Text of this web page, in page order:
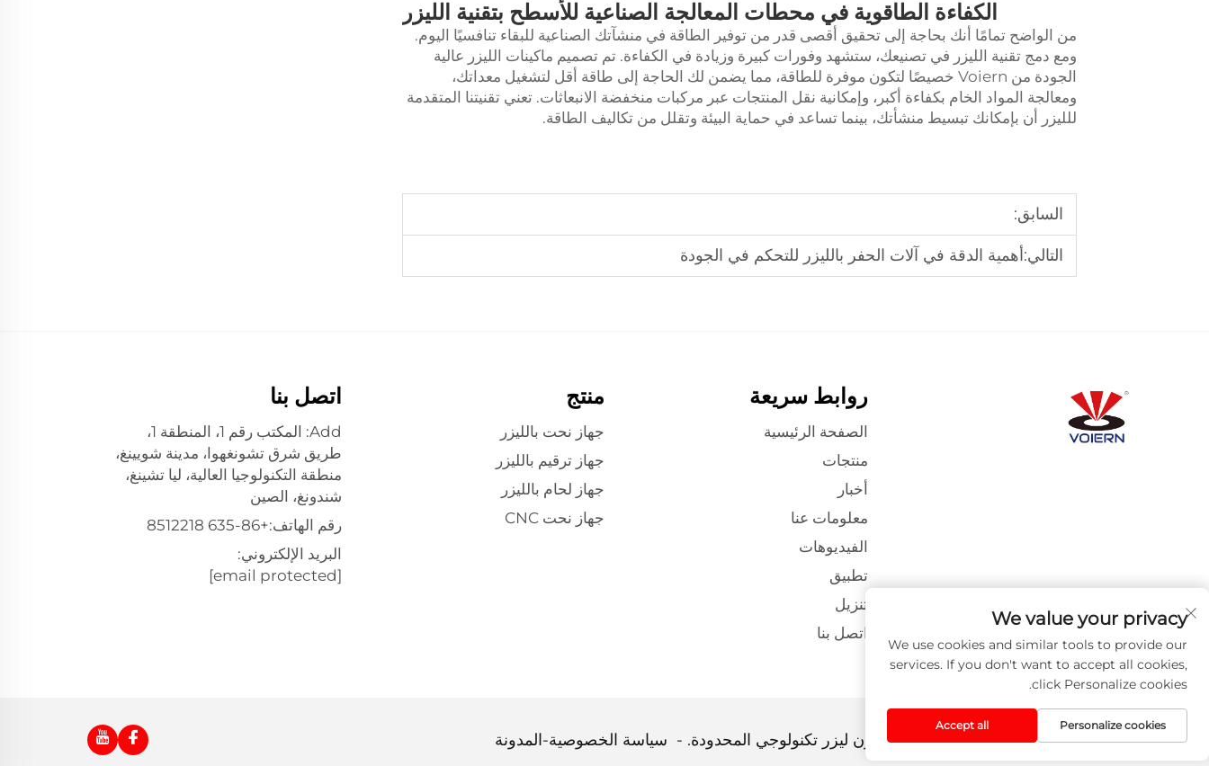
الكفاءة الطاقوية في محطات المعالجة الصناعية للأسطح بتقنية الليزر
من الواضح تمامًا أنك بحاجة إلى تحقيق أقصى قدر من توفير الطاقة في منشآتك الصناعية للبقاء تنافسيًا اليوم.
ومع دمج تقنية الليزر في تصنيعك، ستشهد وفورات كبيرة وزيادة في الكفاءة. تم تصميم ماكينات الليزر عالية
الجودة من Voiern خصيصًا لتكون موفرة للطاقة، مما يضمن لك الحاجة إلى طاقة أقل لتشغيل معداتك،
ومعالجة المواد الخام بكفاءة أكبر، وإمكانية نقل المنتجات عبر مركبات منخفضة الانبعاثات. تعني تقنيتنا المتقدمة
للليزر أن بإمكانك تبسيط منشأتك، بينما تساعد في حماية البيئة وتقلل من تكاليف الطاقة.
السابق:
التالي:أهمية الدقة في آلات الحفر بالليزر للتحكم في الجودة
روابط سريعة
الصفحة الرئيسية
منتجات
أخبار
معلومات عنا
الفيديوهات
تطبيق
تنزيل
اتصل بنا
منتج
جهاز نحت بالليزر
جهاز ترقيم بالليزر
جهاز لحام بالليزر
جهاز نحت CNC
اتصل بنا
Add: المكتب رقم 1، المنطقة 1،
طريق شرق تشونغهوا، مدينة شويينغ،
منطقة التكنولوجيا العالية، ليا تشينغ،
شندونغ، الصين
رقم الهاتف:+86-635 8512218
البريد الإلكتروني:
[email protected]
حقوق النشر © 2024 شركة ليتشنغ فويرن ليزر تكنولوجي المحدودة. - سياسة الخصوصية-المدونة
We value your privacy
We use cookies and similar tools to provide our
services. If you don't want to accept all cookies,
click Personalize cookies.
Personalize cookies
Accept all